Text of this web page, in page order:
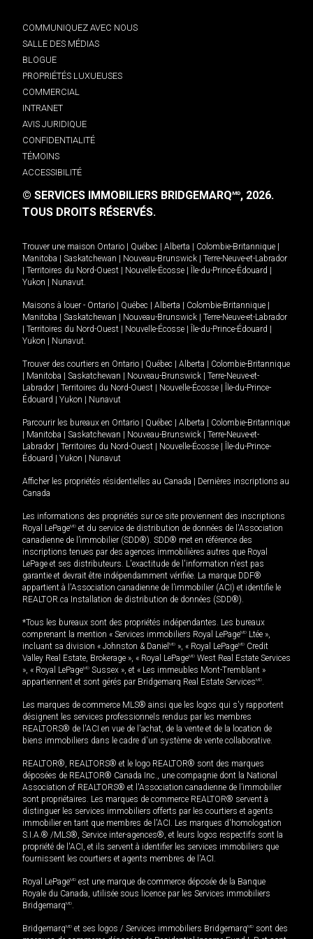
COMMUNIQUEZ AVEC NOUS
SALLE DES MÉDIAS
BLOGUE
PROPRIÉTÉS LUXUEUSES
COMMERCIAL
INTRANET
AVIS JURIDIQUE
CONFIDENTIALITÉ
TÉMOINS
ACCESSIBILITÉ
© SERVICES IMMOBILIERS BRIDGEMARQMD, 2026.
TOUS DROITS RÉSERVÉS.
Trouver une maison Ontario Québec Alberta Colombie-Britannique
Manitoba
Saskatchewan Nouveau-Brunswick
Terre-Neuve-et-Labrador
Territoires du Nord-Ouest Nouvelle-Écosse Île-du-Prince-Édouard
Yukon
Nunavut.
Maisons à louer - Ontario Québec Alberta Colombie-Britannique
Manitoba
Saskatchewan Nouveau-Brunswick
Terre-Neuve-et-Labrador
Territoires du Nord-Ouest Nouvelle-Écosse Île-du-Prince-Édouard
Yukon
Nunavut.
Trouver des courtiers en Ontario Québec Alberta
Colombie-Britannique
Manitoba Saskatchewan Nouveau-Brunswick
Terre-Neuve-et-
Labrador
Territoires du Nord-Ouest Nouvelle-Écosse
Île-du-Prince-
Édouard
Yukon Nunavut
Parcourir les bureaux en Ontario Québec Alberta
Colombie-Britannique
Manitoba Saskatchewan Nouveau-Brunswick
Terre-Neuve-et-
Labrador
Territoires du Nord-Ouest Nouvelle-Écosse
Île-du-Prince-
Édouard
Yukon Nunavut
Afficher les propriétés résidentielles au Canada
Dernières inscriptions au
Canada
Les informations des propriétés sur ce site proviennent des inscriptions
Royal LePageMD et du service de distribution de données de l'Association
canadienne de l’immobilier (SDD®). SDD® met en référence des
inscriptions tenues par des agences immobilières autres que Royal
LePage et ses distributeurs. L'exactitude de l'information n'est pas
garantie et devrait être indépendamment vérifiée. La marque DDF®
appartient à l'Association canadienne de l’immobilier (ACI) et identifie le
REALTOR.ca Installation de distribution de données (SDD®).
*Tous les bureaux sont des propriétés indépendantes. Les bureaux
comprenant la mention « Services immobiliers Royal LePageMD Ltée »,
incluant sa division « Johnston & Daniel MD », « Royal LePageMD Credit
Valley Real Estate, Brokerage », « Royal LePageMD West Real Estate Services
», « Royal LePageMD Sussex », et « Les immeubles Mont-Tremblant »
appartiennent et sont gérés par Bridgemarq Real Estate ServicesMD.
Les marques de commerce MLS® ainsi que les logos qui s'y rapportent
désignent les services professionnels rendus par les membres
REALTORS® de l'ACI en vue de l'achat, de la vente et de la location de
biens immobiliers dans le cadre d'un système de vente collaborative.
REALTOR®, REALTORS® et le logo REALTOR® sont des marques
déposées de REALTOR® Canada Inc., une compagnie dont la National
Association of REALTORS® et l'Association canadienne de l’immobilier
sont propriétaires. Les marques de commerce REALTOR® servent à
distinguer les services immobiliers offerts par les courtiers et agents
immobilier en tant que membres de l'ACI. Les marques d'homologation
S.I.A.® /MLS®, Service inter-agences®, et leurs logos respectifs sont la
propriété de l'ACI, et ils servent à identifier les services immobiliers que
fournissent les courtiers et agents membres de l'ACI.
Royal LePageMD est une marque de commerce déposée de la Banque
Royale du Canada, utilisée sous licence par les Services immobiliers
BridgemarqMD.
BridgemarqMD et ses logos / Services immobiliers BridgemarqMD sont des